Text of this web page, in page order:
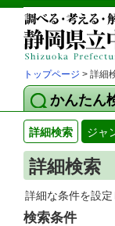
トップページ > 詳細
かんたん
詳細検索 ジャ
詳細検索
詳細な条件を設
検索条件